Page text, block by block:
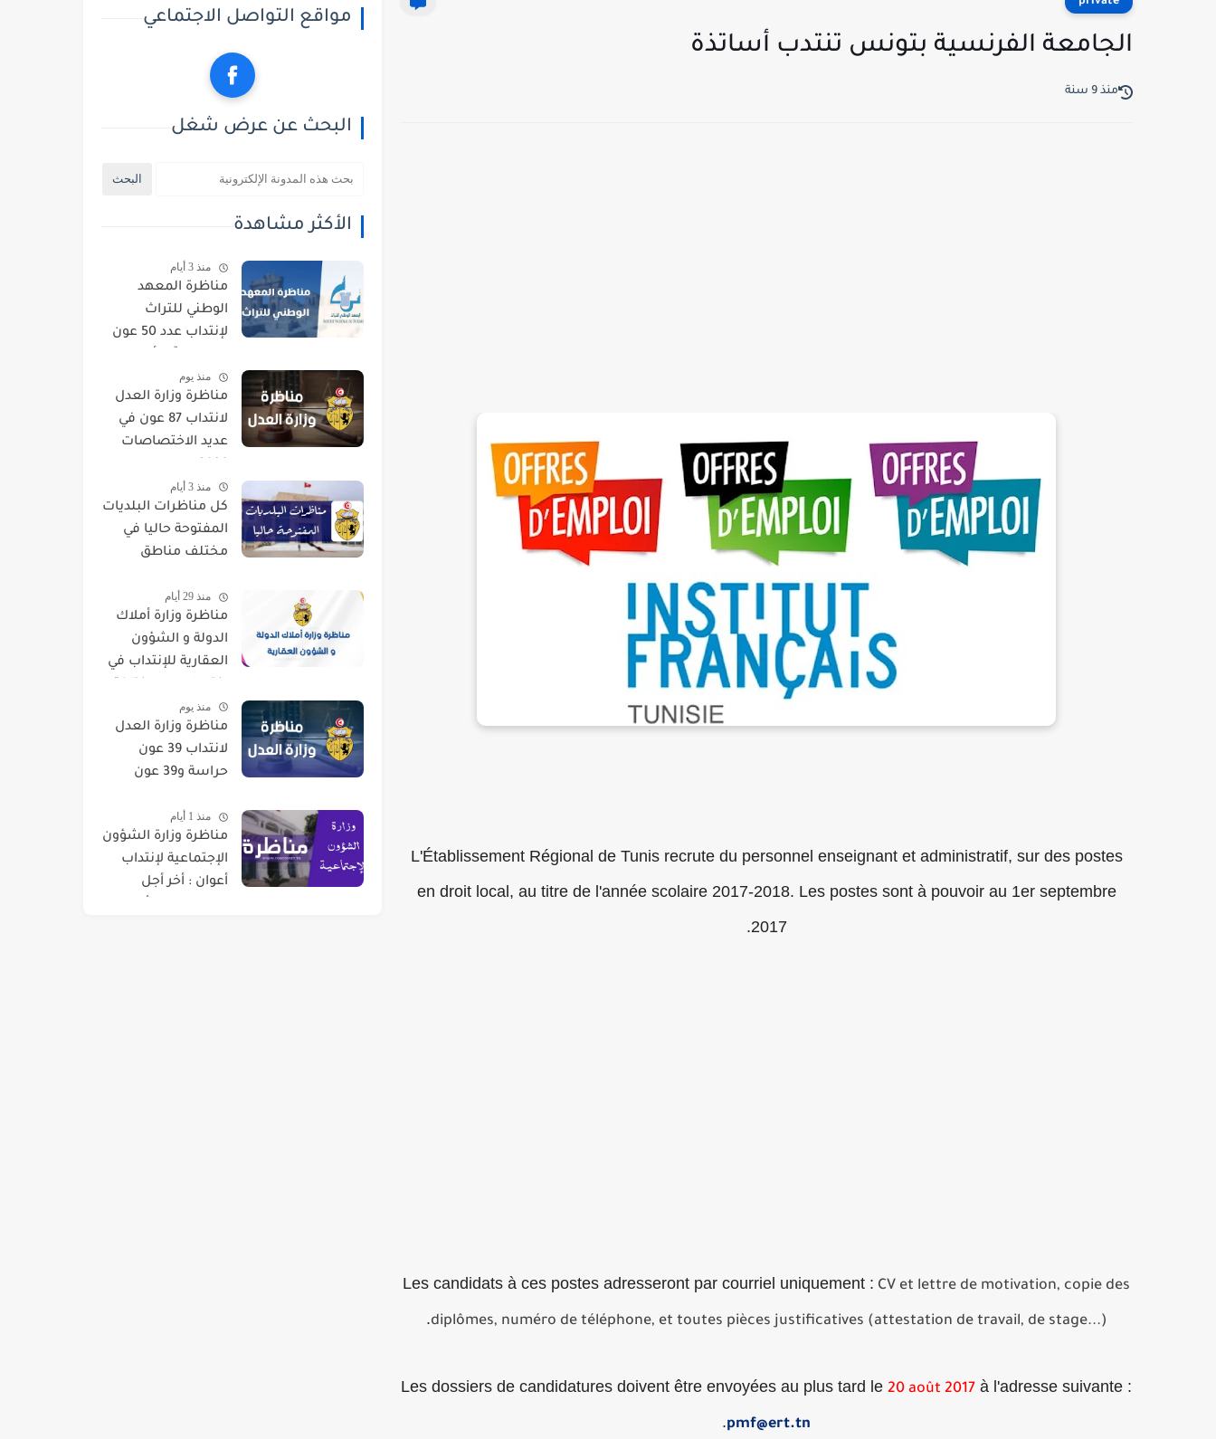
الجامعة الفرنسية بتونس تنتدب أساتذة
منذ 9 سنة
L'Établissement Régional de Tunis recrute du personnel enseignant et administratif, sur des postes
en droit local, au titre de l'année scolaire 2017-2018. Les postes sont à pouvoir au 1er septembre
2017.
Les candidats à ces postes adresseront par courriel uniquement : CV et lettre de motivation, copie des
diplômes, numéro de téléphone, et toutes pièces justificatives (attestation de travail, de stage...)
.
Les dossiers de candidatures doivent être envoyées au plus tard le 20 août 2017 à l'adresse suivante :
pmf@ert.tn
.
مواقع التواصل الاجتماعي
البحث عن عرض شغل
الأكثر مشاهدة
منذ 3 أيام
مناظرة المعهد
الوطني للتراث
لإنتداب عدد 50 عون
2026
منذ يوم
مناظرة وزارة العدل
لانتداب 87 عون في
عديد الاختصاصات
منذ 3 أيام
كل مناظرات البلديات
المفتوحة حاليا في
مختلف مناطق
منذ 29 أيام
مناظرة وزارة أملاك
الدولة و الشؤون
العقارية للإنتداب في
منذ يوم
مناظرة وزارة العدل
لانتداب 39 عون
حراسة و39 عون
منذ 1 أيام
مناظرة وزارة الشؤون
الإجتماعية لإنتداب
أعوان : أخر أجل